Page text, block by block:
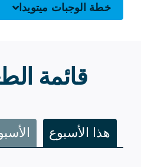
خطة الوجبات ميتويدا
قائمة
هذا الأسبوع